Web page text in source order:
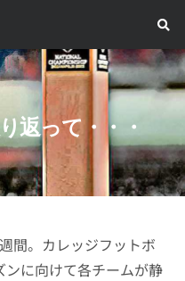
返って・・・
間。カレッジフットボ
に向けて各チームが静